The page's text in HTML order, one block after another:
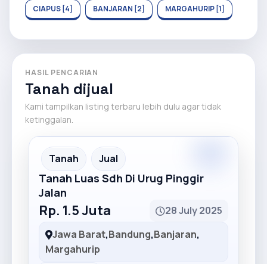
CIAPUS [4] BANJARAN [2] MARGAHURIP [1]
HASIL PENCARIAN
Tanah dijual
Kami tampilkan listing terbaru lebih dulu agar tidak
ketinggalan.
Recommended
Tanah Jual
Tanah Luas Sdh Di Urug Pinggir
Jalan
Rp. 1.5 Juta
28 July 2025
Jawa Barat,Bandung,Banjaran,
Margahurip